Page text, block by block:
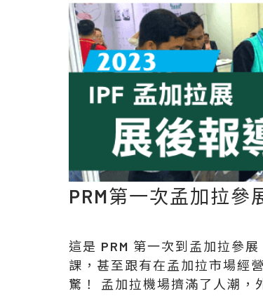
PRM第一次孟加拉參
這是 PRM 第一次到孟加拉參
課，甚至跟有在孟加拉市場經
驚！ 孟加拉機場擠滿了人潮，